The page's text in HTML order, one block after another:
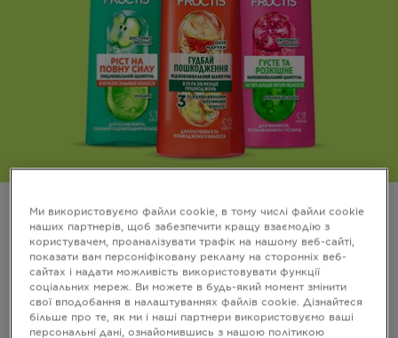
ТЕХНОЛОГІЯ ШАМПУНЮ
Завдяки формулі з надзвичайно дрібними
молекулами (у 50 разів менші порівняно з
попередніми технологіями) волосся рівномірно
вкрите тонким шаром засобу від коренів до
кінчиків.
Ми використовуємо файли cookie, в тому числі файли cookie
наших партнерів, щоб забезпечити кращу взаємодію з
користувачем, проаналізувати трафік на нашому веб-сайті,
показати вам персоніфіковану рекламу на сторонніх веб-
сайтах і надати можливість використовувати функції
соціальних мереж. Ви можете в будь-який момент змінити
свої вподобання в налаштуваннях файлів cookie. Дізнайтеся
більше про те, як ми і наші партнери використовуємо ваші
персональні дані, ознайомившись з нашою політикою